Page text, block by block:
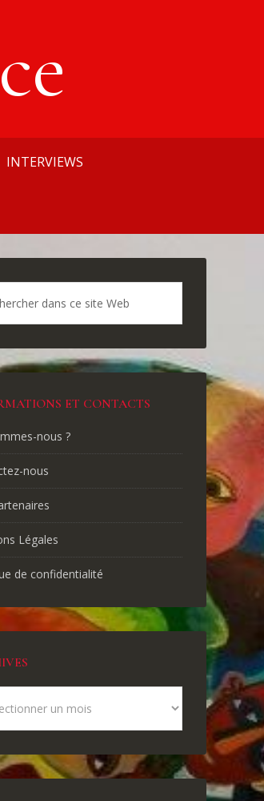
INTERVIEWS
ET CONTACTS
nous ?
nous
Légales
de confidentialité